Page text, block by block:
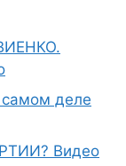
деле
Видео